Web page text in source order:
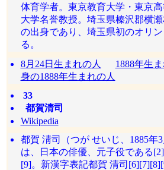
体育学者。東京教育大学・東京
大学名誉教授。埼玉県榛沢郡横瀬
の出身であり、埼玉県初のオリ
る。
8月24日生まれの人
1888年生
身の1888年生まれの人
33
都賀清司
Wikipedia
都賀 淸司（つが せいじ、1885年3
は、日本の俳優、元子役である
[9]。新漢字表記都賀 清司